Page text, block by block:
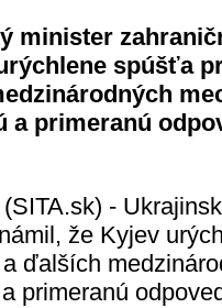
minister
spúšťa
a primeranú
-
že Kyjev
ďalších
primeranú